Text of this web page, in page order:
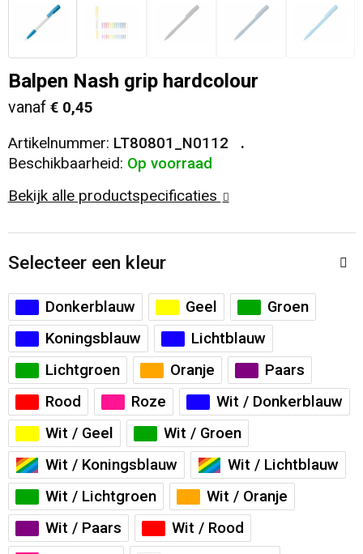
Veiligheid, Auto en Fiets
Sleutelhangers en Lanyards
Huis, Tuin en Keuken
Vrije tijd en Strand
Elektronica, Gadgets en USB
T-Shirts
Sweaters
Blazers
Reistassen
Collegetassen
Rugzakken
Schoudertassen
Papieren tassen
Koffers en Trolleys
Toilettassen
Katoenen draagtassen
Jute tassen
Documententassen
Matrozentassen
Balpen Nash grip hardcolour
vanaf € 0,45
Artikelnummer: LT80801_N0112
Beschikbaarheid: Op voorraad
Bekijk alle productspecificaties
Selecteer een kleur
Donkerblauw Geel
Groen
Koningsblauw
Lichtblauw
Lichtgroen
Oranje
Paars
Rood
Roze
Wit / Donkerblauw
Wit / Geel
Wit / Groen
Wit / Koningsblauw
Wit / Lichtblauw
Wit / Lichtgroen
Wit / Oranje
Wit / Paars
Wit / Rood